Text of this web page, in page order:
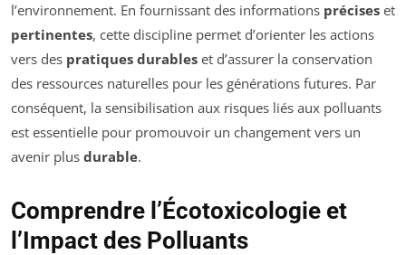
l’environnement. En fournissant des informations précises et
pertinentes, cette discipline permet d’orienter les actions
vers des pratiques durables et d’assurer la conservation
des ressources naturelles pour les générations futures. Par
conséquent, la sensibilisation aux risques liés aux polluants
est essentielle pour promouvoir un changement vers un
avenir plus durable.
Comprendre l’Écotoxicologie et
l’Impact des Polluants